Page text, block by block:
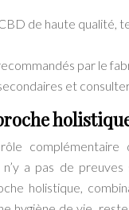
de haute
par le
et
complémentaire
n’y a pas de
holistique,